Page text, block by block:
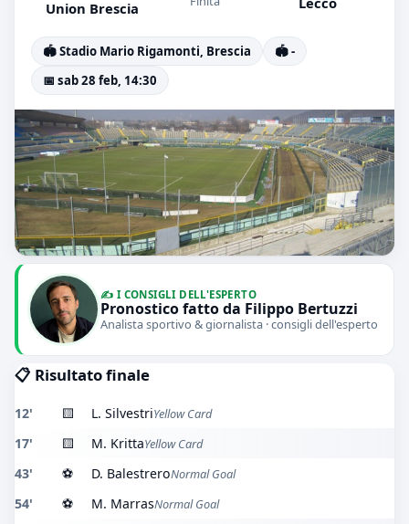
Union Brescia
🏟️ Stadio Mario Rigamonti, Brescia
🏟️ -
📅 sab 28 feb, 14:30
✍️ I CONSIGLI DELL'ESPERTO
Pronostico fatto da Filippo Bertuzzi
Analista sportivo & giornalista · consigli dell'esperto
📋 Risultato finale
12' 🟨 L. SilvestriYellow Card
17' 🟨 M. KrittaYellow Card
43' ⚽ D. BalestreroNormal Goal
54' ⚽ M. MarrasNormal Goal